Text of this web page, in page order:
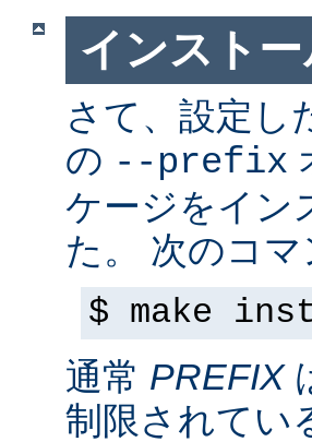
インストー
さて、設定
の --prefix
ケージをイン
た。 次のコ
$ make
通常 PREFIX
制限されてい